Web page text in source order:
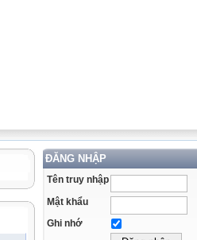
ĐĂNG NHẬP
Tên truy nhập
Mật khẩu
Ghi nhớ